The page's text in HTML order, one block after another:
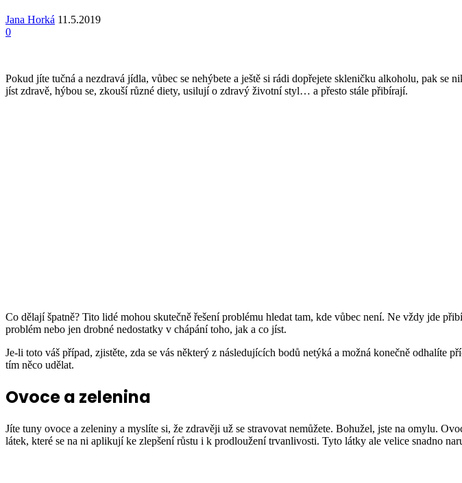
Jana Horká 11.5.2019
0
Pokud jíte tučná a nezdravá jídla, vůbec se nehýbete a ještě si rádi dopřejete skleničku alkoholu, pak
jíst zdravě, hýbou se, zkouší různé diety, usilují o zdravý životní styl… a přesto stále přibírají.
Co dělají špatně? Tito lidé mohou skutečně řešení problému hledat tam, kde vůbec není. Ne vždy jde
problém nebo jen drobné nedostatky v chápání toho, jak a co jíst.
Je-li toto váš případ, zjistěte, zda se vás některý z následujících bodů netýká a možná konečně odhalíte
tím něco udělat.
Ovoce a zelenina
Jíte tuny ovoce a zeleniny a myslíte si, že zdravěji už se stravovat nemůžete. Bohužel, jste na omylu.
látek, které se na ni aplikují ke zlepšení růstu i k prodloužení trvanlivosti. Tyto látky ale velice snadno